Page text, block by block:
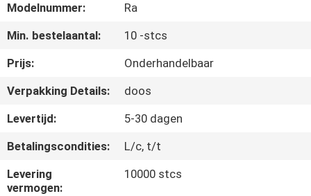
CONTACTEER
ONS
NIEUWS
VERZOEK
OM EEN
CITAAT
Modelnummer:
Ra
Min. bestelaantal:
10 -stcs
Prijs:
Onderhandelbaar
Verpakking Details:
doos
Levertijd:
5-30 dagen
Betalingscondities:
L/c, t/t
Levering
vermogen:
10000 stcs